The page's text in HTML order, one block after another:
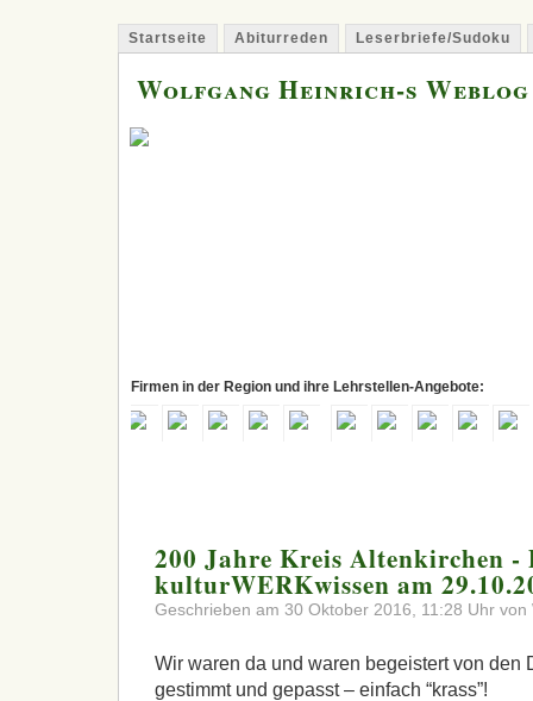
Startseite Abiturreden Leserbriefe/Sudoku
Wolfgang Heinrich-s Weblog
Firmen in der Region und ihre Lehrstellen-Angebote:
200 Jahre Kreis Altenkirchen -
kulturWERKwissen am
Geschrieben am 30 Oktober 2016, 11:28 Uhr von
Wir waren da und waren begeistert von den
gestimmt und gepasst – einfach “krass”!